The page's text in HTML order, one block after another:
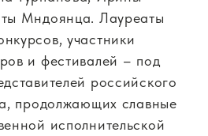
Мндоянца. Лауреаты
участники
и фестивалей – под
российского
продолжающих славные
исполнительской